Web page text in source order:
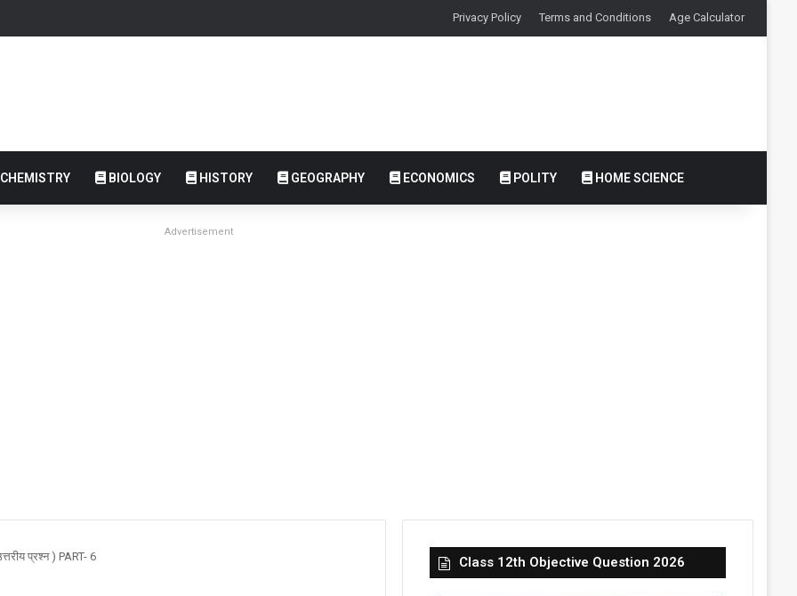
Privacy Policy Terms and Conditions Age Calculator
BIOLOGY HISTORY GEOGRAPHY ECONOMICS POLITY HOME SCIENCE
Advertisement
प्रश्न ) PART- 6 Class 12th Objective Question 2026